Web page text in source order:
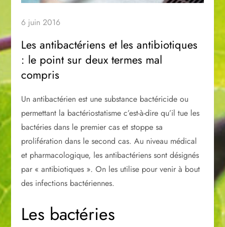
6 juin 2016
Les antibactériens et les antibiotiques
: le point sur deux termes mal
compris
Un antibactérien est une substance bactéricide ou
permettant la bactériostatisme c’est-à-dire qu’il tue les
bactéries dans le premier cas et stoppe sa
prolifération dans le second cas. Au niveau médical
et pharmacologique, les antibactériens sont désignés
par « antibiotiques ». On les utilise pour venir à bout
des infections bactériennes.
Les bactéries